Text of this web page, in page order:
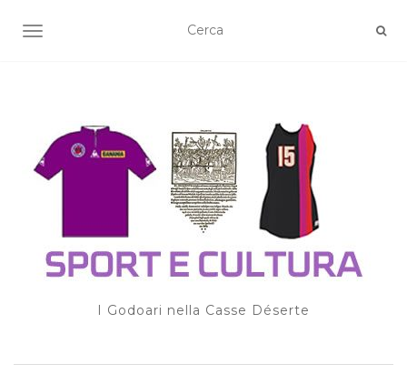
TOGGLE NAVIGATION
I Godoari nella Casse Déserte